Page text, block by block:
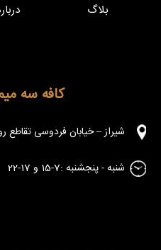
بلاگ
کافه سه
شیراز – خیابان فردوسی تقاطع
شنبه - پنجشنبه :7-15 و 17-22 جمعه ها 7-13